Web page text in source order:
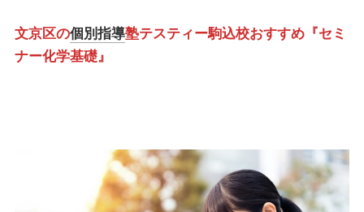
文京区の個別指導塾テスティー駒込校おすすめ『セミ
ナー化学基礎』